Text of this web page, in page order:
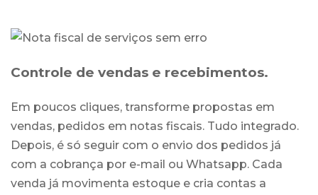
Controle de vendas e recebimentos.
Em poucos cliques, transforme propostas em
vendas, pedidos em notas fiscais. Tudo integrado.
Depois, é só seguir com o envio dos pedidos já
com a cobrança por e-mail ou Whatsapp. Cada
venda já movimenta estoque e cria contas a